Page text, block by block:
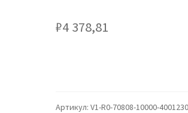
₽4 378,81
Артикул:V1-R0-70808-10000-4001230